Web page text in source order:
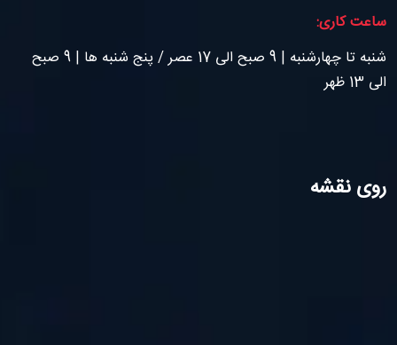
ساعت کاری:
شنبه تا چهارشنبه | 9 صبح الی 17 عصر / پنج شنبه ها | 9 صبح
الی 13 ظهر
روی نقشه